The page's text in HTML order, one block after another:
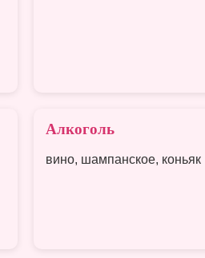
Алкоголь
вино, шампанское, коньяк